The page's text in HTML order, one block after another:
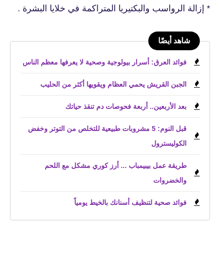
* إزالة الرواسب والبكتيريا المتراكمة في خلايا البشرة .
شاهد أيضًا
فوائد العرق: أسرار بيولوجية وصحية لا يعرفها معظم الناس
الجبن القريش يحمي العظام ويقويها أكثر من الحليب
بعد الأربعين.. أربعة فحوصات دم تنقذ حياتك
قبل النوم: 5 مشروبات طبيعية للتخلص من التوتر وخفض
الكوليسترول
طريقة عمل بيبيمباب ... أرز كوري مشكل مع اللحم
والخضروات
فوائد صحية لتنظيف أسنانك بالخيط يومياً